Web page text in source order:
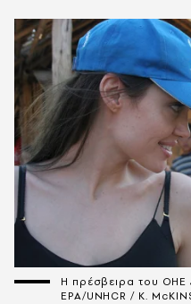
Η πρέσβειρα του ΟΗΕ
EPA/UNHCR / K.